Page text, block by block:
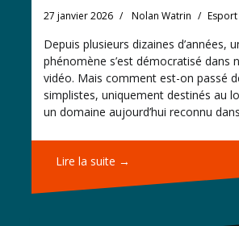
27 janvier 2026 Nolan Watrin Esport
Depuis plusieurs dizaines d’années,
phénomène s’est démocratisé dans
vidéo. Mais comment est-on passé
simplistes, uniquement destinés au
un domaine aujourd’hui reconnu
Lire la suite →